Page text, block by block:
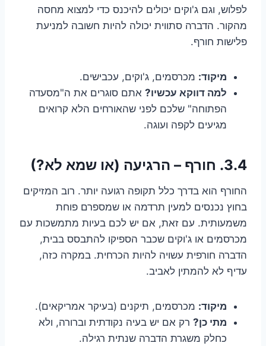
לפלוש, וגם ג'וקים יכולים להיכנס כדי למצוא מחסה
מהקור. הדברה סתווית יכולה להיות חשובה למניעת
פלישות חורף.
מיקוד: מכרסמים, ג'וקים, עכבישים.
למה דווקא עכשיו? אתם סוגרים את ה"מסעדה
הפתוחה" שלכם לפני שהאורחים הלא קרואים
מגיעים לקפה ועוגה.
3.4. חורף – הרגיעה (או שמא לא?)
החורף הוא בדרך כלל תקופה רגועה יותר. רוב המזיקים
בחוץ נכנסים למעין תרדמה או שמספרם פוחת
משמעותית. עם זאת, אם יש לכם בעיות מתמשכות עם
מכרסמים או ג'וקים שכבר הספיקו להתבסס בבית,
הדברה חורפית עשויה להיות הכרחית. במקרה כזה,
עדיף לא להמתין לאביב.
מיקוד: מכרסמים, תיקנים (בעיקר אמריקאים).
מתי כן? רק אם יש בעיה נקודתית וברורה, ולא
כחלק משגרת הדברה שנתית רגילה.